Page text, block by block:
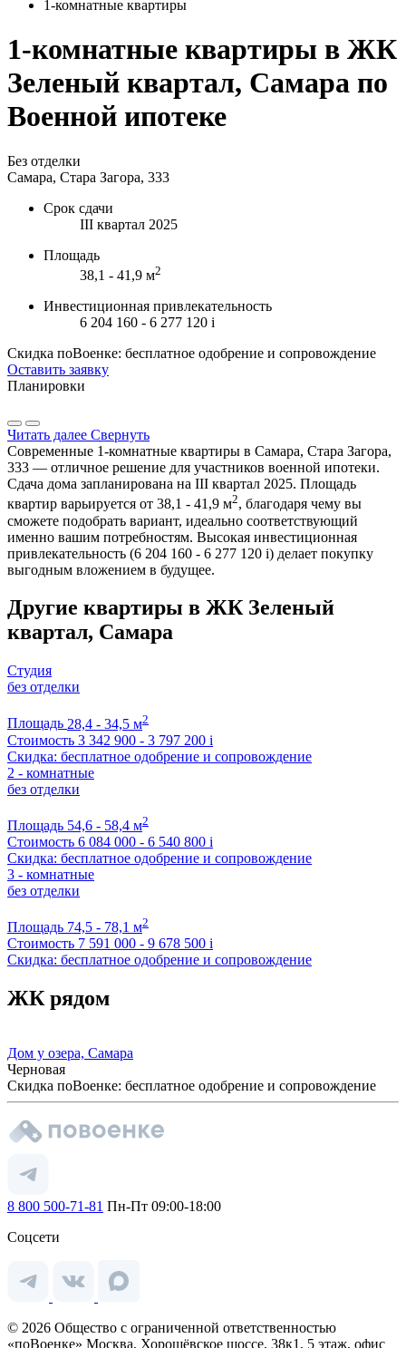
1-комнатные квартиры
1-комнатные квартиры в ЖК
Зеленый квартал, Самара по
Военной ипотеке
Без отделки
Самара, Стара Загора, 333
Срок сдачи
III квартал 2025
Площадь
38,1 - 41,9 м2
Инвестиционная привлекательность
6 204 160 - 6 277 120 i
Скидка поВоенке: бесплатное одобрение и сопровождение
Оставить заявку
Планировки
Читать далее Свернуть
Современные 1-комнатные квартиры в Самара, Стара Загора,
333 — отличное решение для участников военной ипотеки.
Сдача дома запланирована на III квартал 2025. Площадь
квартир варьируется от 38,1 - 41,9 м2, благодаря чему вы
сможете подобрать вариант, идеально соответствующий
именно вашим потребностям. Высокая инвестиционная
привлекательность (6 204 160 - 6 277 120 i) делает покупку
выгодным вложением в будущее.
Другие квартиры в ЖК Зеленый
квартал, Самара
Студия
без отделки
Площадь 28,4 - 34,5 м2
Стоимость 3 342 900 - 3 797 200 i
Скидка: бесплатное одобрение и сопровождение
2 - комнатные
без отделки
Площадь 54,6 - 58,4 м2
Стоимость 6 084 000 - 6 540 800 i
Скидка: бесплатное одобрение и сопровождение
3 - комнатные
без отделки
Площадь 74,5 - 78,1 м2
Стоимость 7 591 000 - 9 678 500 i
Скидка: бесплатное одобрение и сопровождение
ЖК рядом
Дом у озера, Самара
Черновая
Скидка поВоенке: бесплатное одобрение и сопровождение
8 800 500-71-81 Пн-Пт 09:00-18:00
Соцсети
© 2026 Общество с ограниченной ответственностью
«поВоенке» Москва, Хорошёвское шоссе, 38к1, 5 этаж, офис